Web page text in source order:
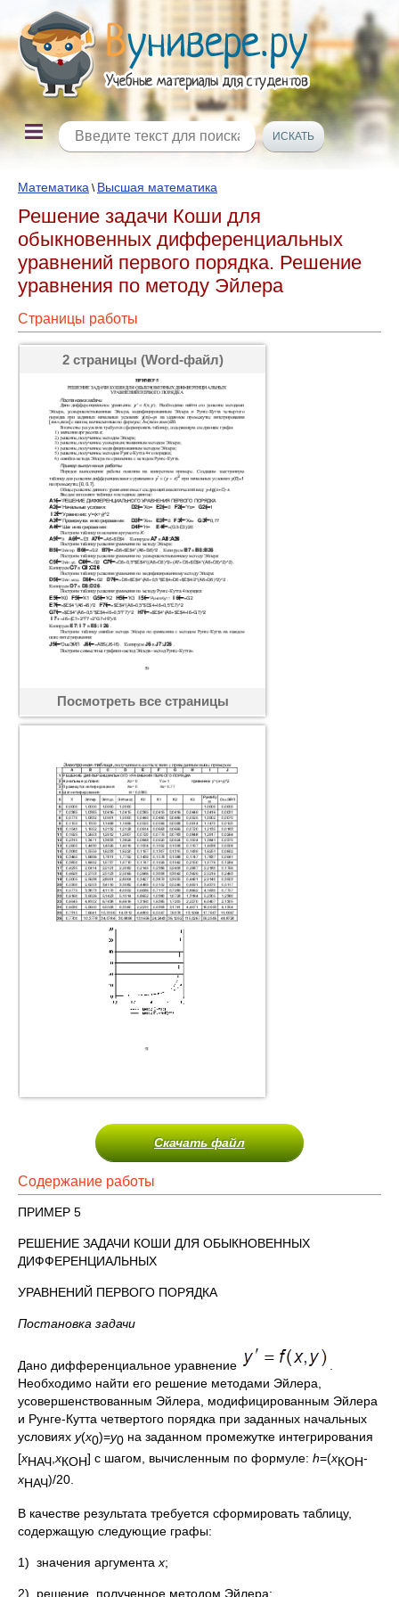
Математика \ Высшая математика
Решение задачи Коши для
обыкновенных дифференциальных
уравнений первого порядка. Решение
уравнения по методу Эйлера
Страницы работы
2 страницы (Word-файл)
Посмотреть все страницы
Скачать файл
Содержание работы
ПРИМЕР 5
РЕШЕНИЕ ЗАДАЧИ КОШИ ДЛЯ ОБЫКНОВЕННЫХ
ДИФФЕРЕНЦИАЛЬНЫХ
УРАВНЕНИЙ ПЕРВОГО ПОРЯДКА
Постановка задачи
Дано дифференциальное уравнение
Необходимо найти его решение методами Эйлера,
усовершенствованным Эйлера, модифицированным Эйлера
и Рунге-Кутта четвертого порядка при заданных начальных
условиях y(x0)=y0 на заданном промежутке интегрирования
[xНАЧ хКОН] с шагом, вычисленным по формуле: h=(xКОН-
хНАЧ)/20.
В качестве результата требуется сформировать таблицу,
содержащую следующие графы:
1) значения аргументах;
2) решение, полученное методом Эйлера;